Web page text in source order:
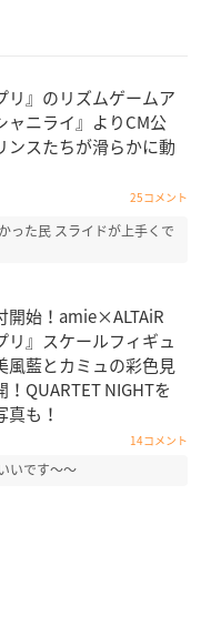
リ』のリズムゲームア
ャニライ』よりCM公
ンスたちが滑らかに動
25コメント
った民 スライドが上手くで
開始！amie×ALTAiR
リ』スケールフィギュ
風藍とカミュの彩色見
！QUARTET NIGHT​を
真も！
14コメント
いです〜〜